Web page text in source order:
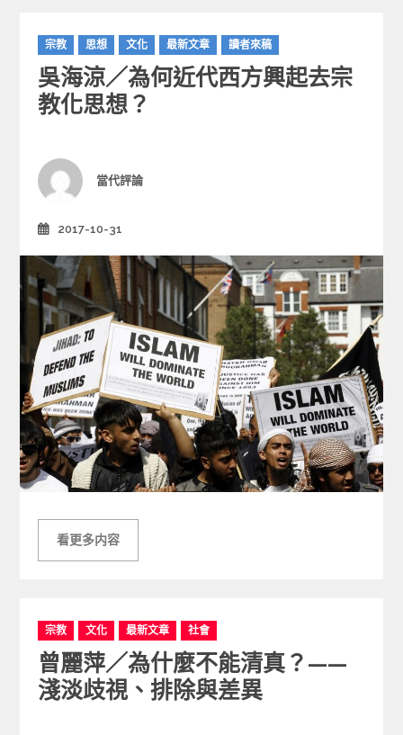
C
a
t
e
g
i
e
宗教 思想 文化 最新文章 讀者來稿
吳海涼／為何近代西方興起去宗
教化思想？
Author
當代評論
2017-10-31
看更多内容
C
a
t
e
g
宗教 文化 最新文章 社會
曾麗萍／為什麼不能清真？——
淺淡歧視、排除與差異